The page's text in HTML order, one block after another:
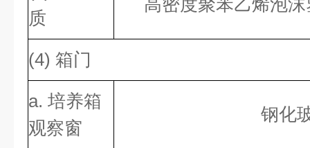
质
高密度聚苯乙烯泡
(4) 箱门
a. 培养箱
观察窗
钢化